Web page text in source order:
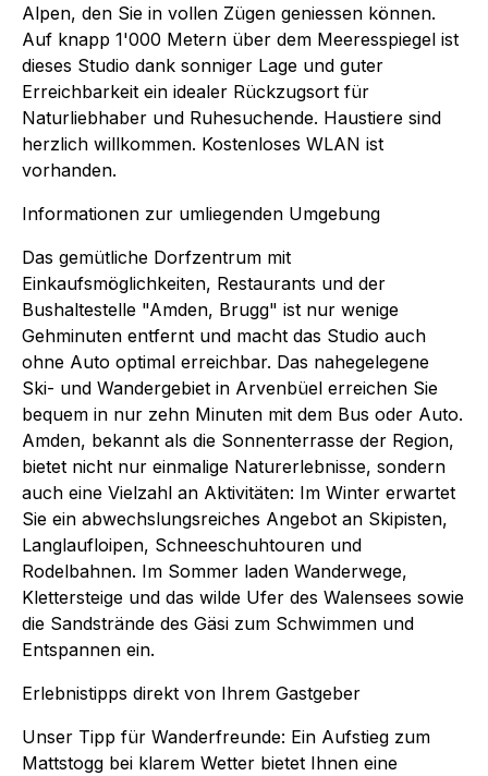
Alpen, den Sie in vollen Zügen geniessen können.
Auf knapp 1'000 Metern über dem Meeresspiegel ist
dieses Studio dank sonniger Lage und guter
Erreichbarkeit ein idealer Rückzugsort für
Naturliebhaber und Ruhesuchende. Haustiere sind
herzlich willkommen. Kostenloses WLAN ist
vorhanden.
Informationen zur umliegenden Umgebung
Das gemütliche Dorfzentrum mit
Einkaufsmöglichkeiten, Restaurants und der
Bushaltestelle "Amden, Brugg" ist nur wenige
Gehminuten entfernt und macht das Studio auch
ohne Auto optimal erreichbar. Das nahegelegene
Ski- und Wandergebiet in Arvenbüel erreichen Sie
bequem in nur zehn Minuten mit dem Bus oder Auto.
Amden, bekannt als die Sonnenterrasse der Region,
bietet nicht nur einmalige Naturerlebnisse, sondern
auch eine Vielzahl an Aktivitäten: Im Winter erwartet
Sie ein abwechslungsreiches Angebot an Skipisten,
Langlaufloipen, Schneeschuhtouren und
Rodelbahnen. Im Sommer laden Wanderwege,
Klettersteige und das wilde Ufer des Walensees sowie
die Sandstrände des Gäsi zum Schwimmen und
Entspannen ein.
Erlebnistipps direkt von Ihrem Gastgeber
Unser Tipp für Wanderfreunde: Ein Aufstieg zum
Mattstogg bei klarem Wetter bietet Ihnen eine